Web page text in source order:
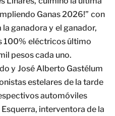
Ganas 2026!” con
ganadora y el ganador,
100% eléctricos último
pesos cada uno.
y José Alberto Gastélum
estelares de la tarde
automóviles
interventora de la